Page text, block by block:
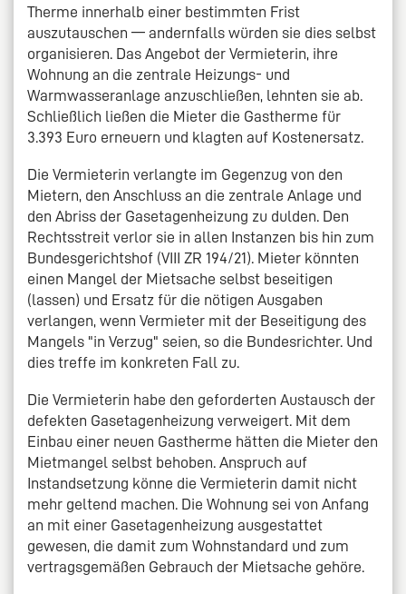
Therme innerhalb einer bestimmten Frist
auszutauschen — andernfalls würden sie dies selbst
organisieren. Das Angebot der Vermieterin, ihre
Wohnung an die zentrale Heizungs- und
Warmwasseranlage anzuschließen, lehnten sie ab.
Schließlich ließen die Mieter die Gastherme für
3.393 Euro erneuern und klagten auf Kostenersatz.
Die Vermieterin verlangte im Gegenzug von den
Mietern, den Anschluss an die zentrale Anlage und
den Abriss der Gasetagenheizung zu dulden. Den
Rechtsstreit verlor sie in allen Instanzen bis hin zum
Bundesgerichtshof (VIII ZR 194/21). Mieter könnten
einen Mangel der Mietsache selbst beseitigen
(lassen) und Ersatz für die nötigen Ausgaben
verlangen, wenn Vermieter mit der Beseitigung des
Mangels "in Verzug" seien, so die Bundesrichter. Und
dies treffe im konkreten Fall zu.
Die Vermieterin habe den geforderten Austausch der
defekten Gasetagenheizung verweigert. Mit dem
Einbau einer neuen Gastherme hätten die Mieter den
Mietmangel selbst behoben. Anspruch auf
Instandsetzung könne die Vermieterin damit nicht
mehr geltend machen. Die Wohnung sei von Anfang
an mit einer Gasetagenheizung ausgestattet
gewesen, die damit zum Wohnstandard und zum
vertragsgemäßen Gebrauch der Mietsache gehöre.